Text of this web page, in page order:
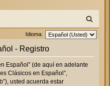
u
Idioma:
- Registro
Español” (de aquí en adelante
Clásicos en Español”,
usted acuerda estar